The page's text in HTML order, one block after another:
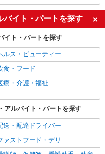
バイト・パートを探す
イト・パートを探す
ルス・ビューティー
食・フード
療・介護・福祉
アルバイト・パートを探す
送・配達ドライバー
ァストフード・デリ